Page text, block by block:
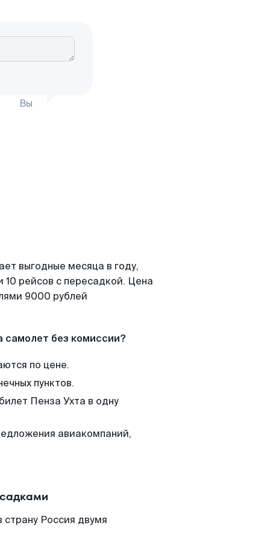
Вы
выгодные месяца в году,
рейсов с пересадкой. Цена
9000 рублей
самолет без комиссии?
по цене.
пунктов.
Пенза Ухта в одну
авиакомпаний,
Россия двумя